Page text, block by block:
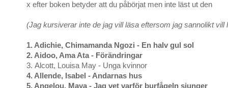
x efter boken betyder att du påbörjat men inte läst ut den
(Jag kursiverar inte de jag vill läsa eftersom jag sannolikt vill
1. Adichie, Chimamanda Ngozi - En halv gul sol
2. Aidoo, Ama Ata - Förändringar
3. Alcott, Louisa May - Unga kvinnor
4. Allende, Isabel - Andarnas hus
5. Angelou, Maya - Jag vet varför burfågeln sjunger